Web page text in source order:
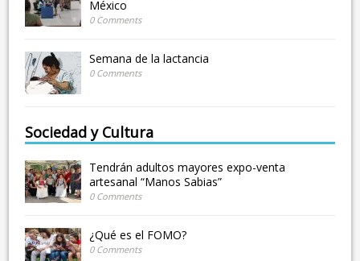
México
0 Comments
Semana de la lactancia
0 Comments
Sociedad y Cultura
Tendrán adultos mayores expo-venta
artesanal “Manos Sabias”
0 Comments
¿Qué es el FOMO?
0 Comments